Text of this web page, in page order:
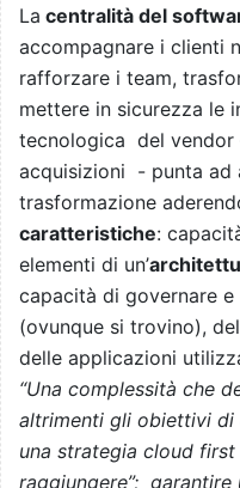
La centralità del
accompagnare i clienti
rafforzare i team,
mettere in sicurezza le
tecnologica del vendor
acquisizioni - punta ad
trasformazione
caratteristiche:
elementi di un’
capacità di governare e
(ovunque si trovino),
delle applicazioni
“Una complessità che
altrimenti gli obiettivi
una strategia cloud
raggiungere”;